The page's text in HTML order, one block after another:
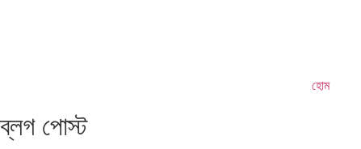
হোম
ব্লগ পোস্ট